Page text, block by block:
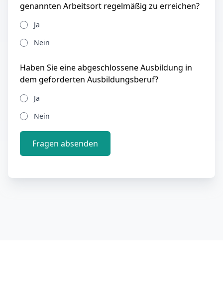
genannten Arbeitsort regelmäßig zu erreichen?
Ja
Nein
Haben Sie eine abgeschlossene Ausbildung in
dem geforderten Ausbildungsberuf?
Ja
Nein
Fragen absenden